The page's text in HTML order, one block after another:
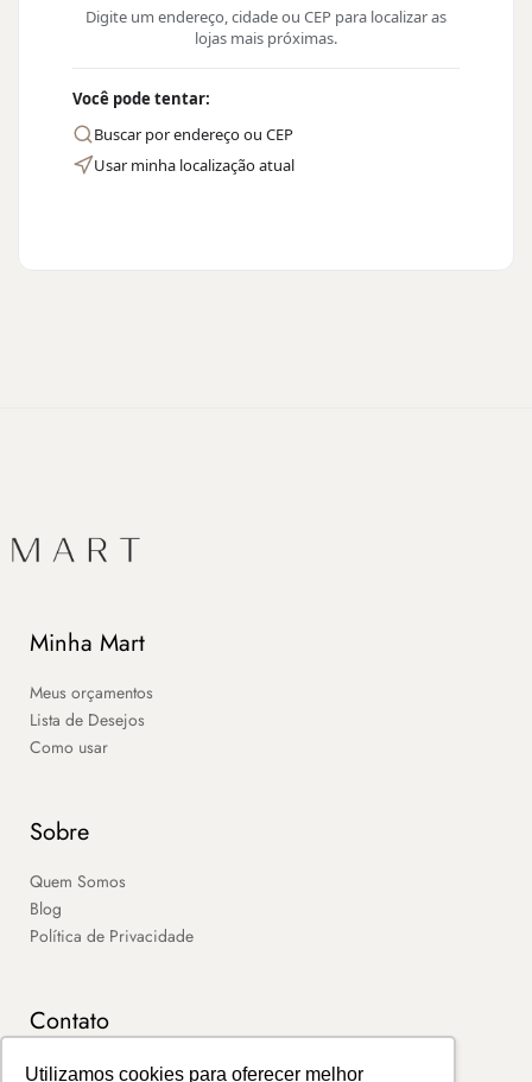
Utilizamos cookies para oferecer melhor
Digite um endereço, cidade ou CEP para localizar as
lojas mais próximas.
Você pode tentar:
Buscar por endereço ou CEP
Usar minha localização atual
Minha Mart
Meus orçamentos
Lista de Desejos
Como usar
Sobre
Quem Somos
Blog
Política de Privacidade
Contato
SAC